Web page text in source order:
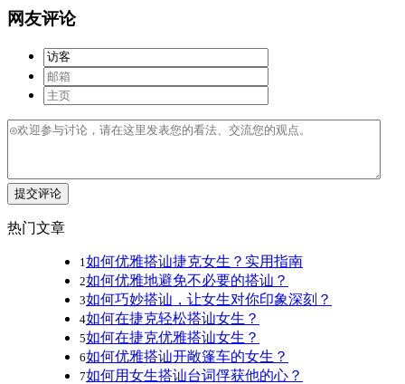
网友评论
提交评论
热门文章
1 如何优雅搭讪捷克女生？实用指南
2如何优雅地避免不必要的搭讪？
3如何巧妙搭讪，让女生对你印象深刻？
4如何在捷克轻松搭讪女生？
5如何在捷克优雅搭讪女生？
6如何优雅搭讪开敞篷车的女生？
7如何用女生搭讪台词俘获他的心？